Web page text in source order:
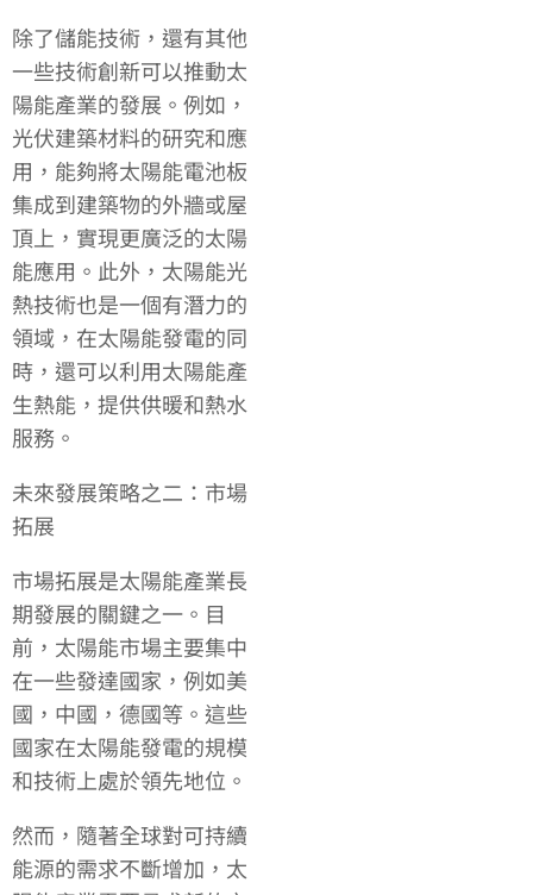
除了儲能技術，還有其他
一些技術創新可以推動太
陽能產業的發展。例如，
光伏建築材料的研究和應
用，能夠將太陽能電池板
集成到建築物的外牆或屋
頂上，實現更廣泛的太陽
能應用。此外，太陽能光
熱技術也是一個有潛力的
領域，在太陽能發電的同
時，還可以利用太陽能產
生熱能，提供供暖和熱水
服務。
未來發展策略之二：市場
拓展
市場拓展是太陽能產業長
期發展的關鍵之一。目
前，太陽能市場主要集中
在一些發達國家，例如美
國，中國，德國等。這些
國家在太陽能發電的規模
和技術上處於領先地位。
然而，隨著全球對可持續
能源的需求不斷增加，太